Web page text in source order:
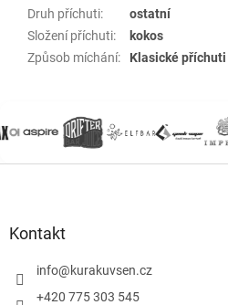
Druh příchuti:
ostatní
Složení příchuti:
kokos
Způsob míchání: Klasické příchuti
Kontakt
info@kurakuvsen.cz
+420 775 303 545